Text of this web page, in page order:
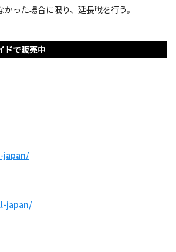
った場合に限り、延長戦を行う。
ドで販売中
japan/